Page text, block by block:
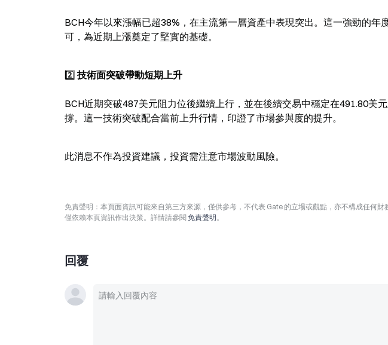
BCH今年以來漲幅已超38%，在主流第一層資產中表現突出。這一強勁的年
可，為近期上漲奠定了堅實的基礎。
2️⃣ 技術面突破帶動短期上升
BCH近期突破487美元阻力位後繼續上行，並在後續交易中穩定在491.80美
撐。這一技術突破配合當前上升行情，印證了市場參與度的提升。
此消息不作為投資建議，投資需注意市場波動風險。
免責聲明：本頁面資訊可能來自第三方來源，僅供參考，不代表 Gate 的立場或觀點，亦不構成任何
僅依賴本頁資訊作出決策。詳情請參閱 免責聲明。
回覆